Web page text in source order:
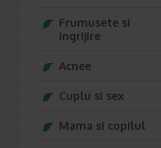
Frumusete si
ingrijire
Acnee
Cuplu si sex
Mama si copilul